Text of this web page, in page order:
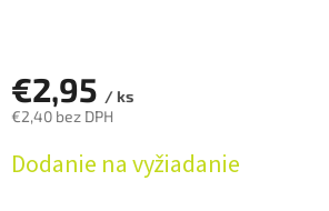
€2,95 / ks
€2,40 bez DPH
cena:
Dodanie na vyžiadanie